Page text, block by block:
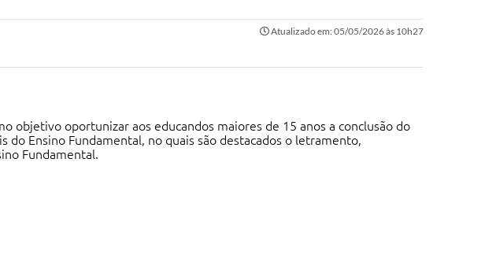
Atualizado em: 05/05/2026 às 10h27
objetivo oportunizar aos educandos maiores de 15 anos a conclusão do
Ensino Fundamental, no quais são destacados o letramento,
Fundamental.